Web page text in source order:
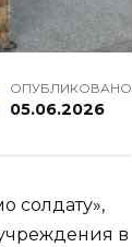
ОПУБЛИКОВАНО
05.06.2026
солдату»,
в